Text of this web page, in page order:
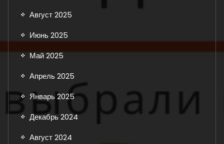
Август 2025
Июнь 2025
Май 2025
Апрель 2025
Январь 2025
Декабрь 2024
Август 2024